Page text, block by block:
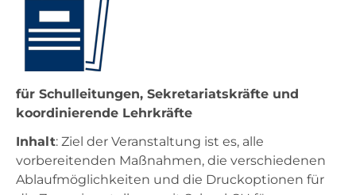
Videotutorials
Newsletter
Platzhalter
Globale Textbausteine für
Zeugnisbemerkungen
FAQs
für Schulleitungen, Sekretariatskräfte und
koordinierende Lehrkräfte
Inhalt: Ziel der Veranstaltung ist es, alle
vorbereitenden Maßnahmen, die verschiedenen
Ablaufmöglichkeiten und die Druckoptionen für